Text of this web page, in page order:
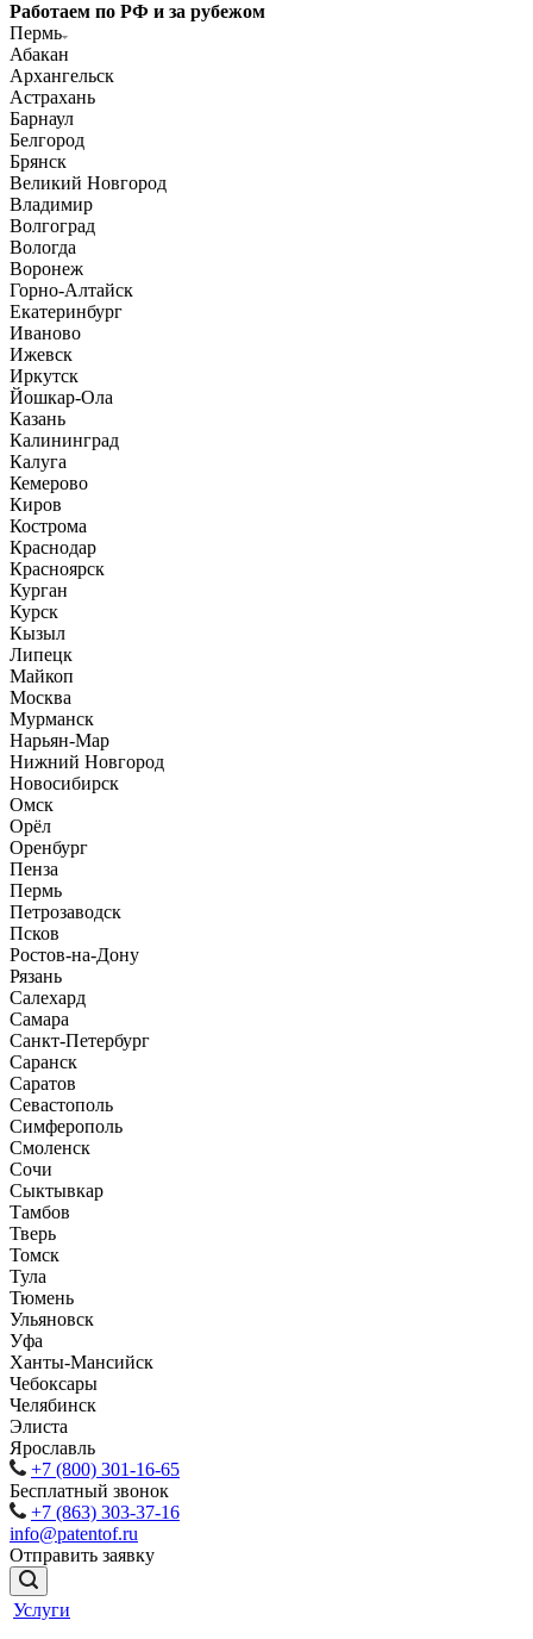
Работаем по РФ и за рубежом
Пермь
Абакан
Архангельск
Астрахань
Барнаул
Белгород
Брянск
Великий Новгород
Владимир
Волгоград
Вологда
Воронеж
Горно-Алтайск
Екатеринбург
Иваново
Ижевск
Иркутск
Йошкар-Ола
Казань
Калининград
Калуга
Кемерово
Киров
Кострома
Краснодар
Красноярск
Курган
Курск
Кызыл
Липецк
Майкоп
Москва
Мурманск
Нарьян-Мар
Нижний Новгород
Новосибирск
Омск
Орёл
Оренбург
Пенза
Пермь
Петрозаводск
Псков
Ростов-на-Дону
Рязань
Салехард
Самара
Санкт-Петербург
Саранск
Саратов
Севастополь
Симферополь
Смоленск
Сочи
Сыктывкар
Тамбов
Тверь
Томск
Тула
Тюмень
Ульяновск
Уфа
Ханты-Мансийск
Чебоксары
Челябинск
Элиста
Ярославль
+7 (800) 301-16-65
Бесплатный звонок
+7 (863) 303-37-16
info@patentof.ru
Отправить заявку
Услуги